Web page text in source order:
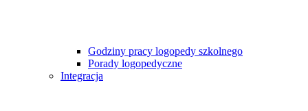
Godziny pracy logopedy szkolnego
Porady logopedyczne
Integracja